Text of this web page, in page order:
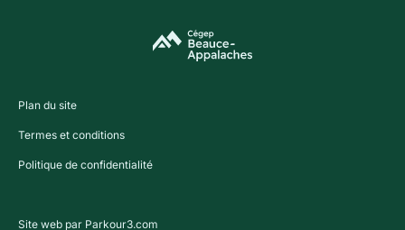
Plan du site
Termes et conditions
Politique de confidentialité
Site web par Parkour3.com